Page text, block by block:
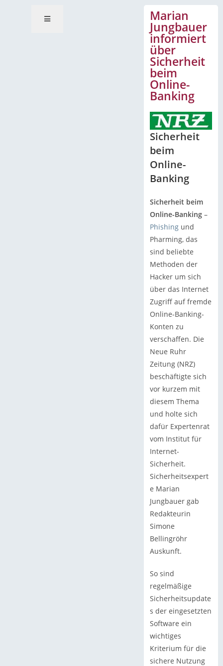
Marian
Jungbauer
informiert
über
Sicherheit
beim
Online-
Banking
Sicherheit
beim
Online-
Banking
Sicherheit beim
Online-Banking–
Phishingund
Pharming, das
sind beliebte
Methoden der
Hacker um sich
über das Internet
Zugriff auf fremde
Online-Banking-
Konten zu
verschaffen. Die
Neue Ruhr
Zeitung (NRZ)
beschäftigte sich
vor kurzem mit
diesem Thema
und holte sich
dafür Expertenrat
vom Institut für
Internet-
Sicherheit.
Sicherheitsexpert
e Marian
Jungbauer gab
Redakteurin
Simone
Bellingröhr
Auskunft.
So sind
regelmäßige
Sicherheitsupdate
s der eingesetzten
Software ein
wichtiges
Kriterium für die
sichere Nutzung